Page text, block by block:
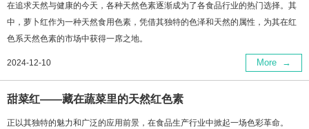
在追求天然与健康的今天，各种天然色素逐渐成为了各食品行业的热门选择。其
中，萝卜红作为一种天然食用色素，凭借其独特的色泽和天然的属性，为其在红
色系天然色素的市场中获得一席之地。
2024-12-10 More →
甜菜红——藏在蔬菜里的天然红色素
正以其独特的魅力和广泛的应用前景，在食品生产行业中掀起一场色彩革命。